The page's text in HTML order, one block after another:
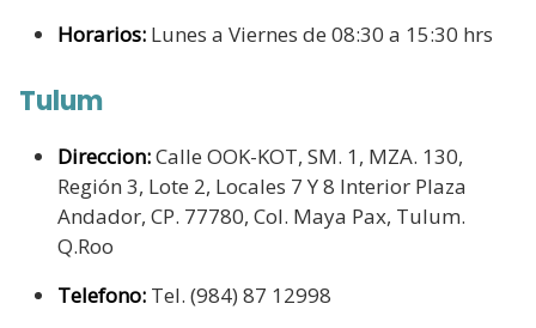
Horarios: Lunes a Viernes de 08:30 a 15:30 hrs
Tulum
Direccion:Calle OOK-KOT, SM. 1, MZA. 130,
Región 3, Lote 2, Locales 7 Y 8 Interior Plaza
Andador, CP. 77780, Col. Maya Pax, Tulum.
Q.Roo
Telefono: Tel. (984) 87 12998